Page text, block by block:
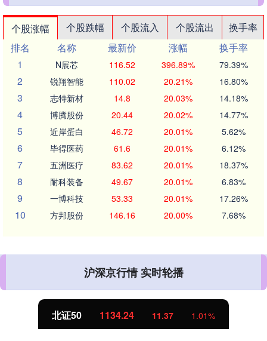
个股涨幅 个股跌幅 个股流入 个股流出
换手率
排名
名称 最新价 涨幅
换手率
1
N展芯 116.52 396.89% 79.39%
2 锐翔智能 110.02 20.21% 16.80%
3 志特新材 14.8 20.03% 14.18%
4 博腾股份 20.44 20.02% 14.77%
5 近岸蛋白 46.72 20.01% 5.62%
6 毕得医药 61.6 20.01% 6.12%
7 五洲医疗 83.62 20.01% 18.37%
8 耐科装备 49.67 20.01% 6.83%
9 一博科技 53.33 20.01% 17.26%
10 方邦股份 146.16 20.00% 7.68%
沪深京行情 实时轮播
北证50 1134.24 11.37 1.01%